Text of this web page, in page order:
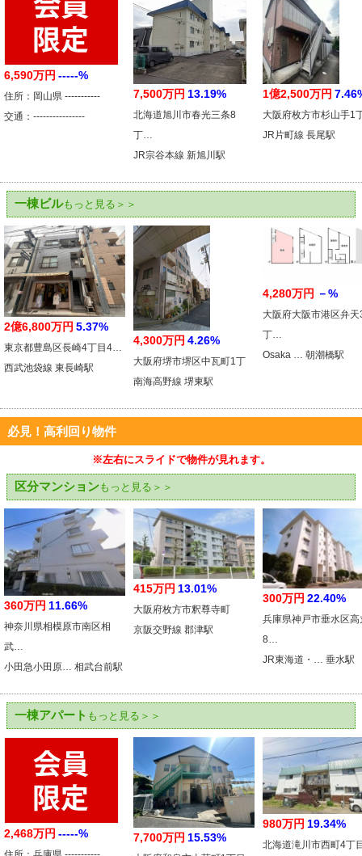
6,590万円 -----%
住所：岡山県 -----------
交通：----------------
7,500万円 13.19%
北海道旭川市春光三条8
丁…
JR宗谷本線 新旭川駅
1億2,500万円
大阪府枚方市杉山手1
JR片町線 長尾駅
一棟ビルもっと見る＞＞
2億6,800万円 5.37%
東京都豊島区長崎4丁目4…
西武池袋線 東長崎駅
4,300万円 4.26%
大阪府堺市堺区中瓦町1丁
南海高野線 堺東駅
4,280万円 －%
大阪府大阪市港区弁天
丁…
Osaka … 朝潮橋駅
必見！高利回り物件
※左右にスライドで物件が見れます。
区分マンションもっと見る＞＞
360万円 11.66%
神奈川県相模原市南区相
武…
小田急小田原… 相武台前駅
415万円 13.01%
大阪府枚方市釈尊寺町
京阪交野線 郡津駅
300万円 22.40%
兵庫県神戸市垂水区高
8…
JR東海道・… 垂水駅
一棟アパート もっと見る＞＞
2,468万円 -----% 7,700万円 15.53%
980万円 19.34%
北海道滝川市西町4丁